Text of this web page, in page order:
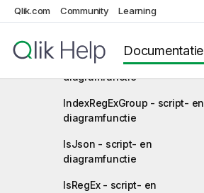
Qlik.com Community Learning
Documentatie
Index - script- en
IndexRegEx - script- en
diagramfunctie
IndexRegExGroup - script- en
diagramfunctie
IsJson - script- en
diagramfunctie
IsRegEx - script- en